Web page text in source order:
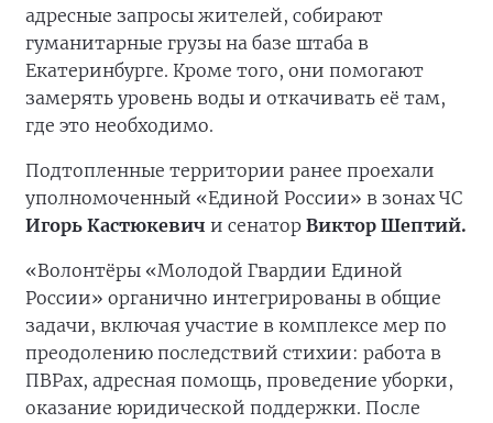
адресные запросы жителей, собирают
гуманитарные грузы на базе штаба в
Екатеринбурге. Кроме того, они помогают
замерять уровень воды и откачивать её там,
где это необходимо.
Подтопленные территории ранее проехали
уполномоченный «Единой России» в зонах ЧС
Игорь Кастюкевич и сенатор Виктор Шептий.
«Волонтёры «Молодой Гвардии Единой
России» органично интегрированы в общие
задачи, включая участие в комплексе мер по
преодолению последствий стихии: работа в
ПВРах, адресная помощь, проведение уборки,
оказание юридической поддержки. После